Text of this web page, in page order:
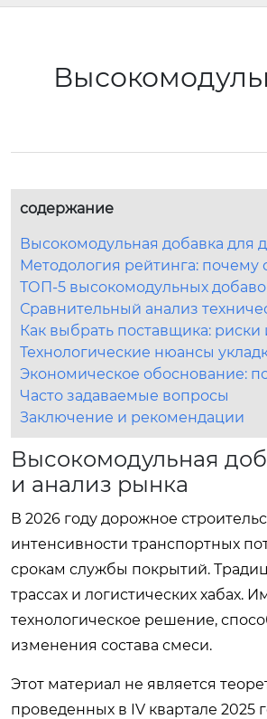
содержание
Высокомодульная добавка для
Методология рейтинга: почему
ТОП-5 высокомодульных
Сравнительный анализ
Как выбрать поставщика:
Технологические нюансы
Экономическое обоснование:
Часто задаваемые вопросы
Заключение и рекомендации
Высокомодульная
и анализ рынка
В 2026 году дорожное
интенсивности транспортных
срокам службы покрытий.
трассах и логистических хабах.
технологическое решение,
изменения состава смеси.
Этот материал не является
проведенных в IV квартале 2025